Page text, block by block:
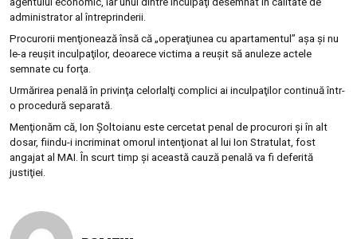
administrator al întreprinderii.
Procurorii menţionează însă că „operaţiunea cu apartamentul” aşa şi nu
le-a reuşit inculpaţilor, deoarece victima a reuşit să anuleze actele
semnate cu forţa.
Urmărirea penală în privinţa celorlalţi complici ai inculpaţilor continuă într-
o procedură separată.
Menţionăm că, Ion Şoltoianu este cercetat penal de procurori şi în alt
dosar, fiindu-i incriminat omorul intenţionat al lui Ion Stratulat, fost
angajat al MAI. În scurt timp şi această cauză penală va fi deferită
justiţiei.